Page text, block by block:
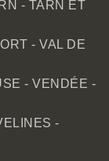
- TARN ET
- VAL DE
-VENDÉE -
-